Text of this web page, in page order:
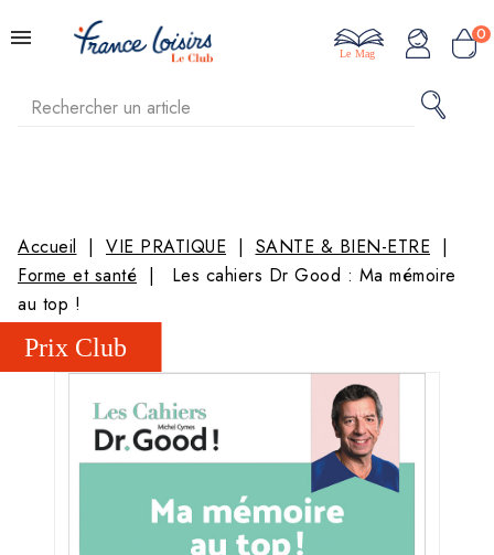
0
Le Mag
Accueil VIE PRATIQUE
SANTE & BIEN-ETRE
Forme et santé
Les cahiers Dr Good : Ma mémoire
au top !